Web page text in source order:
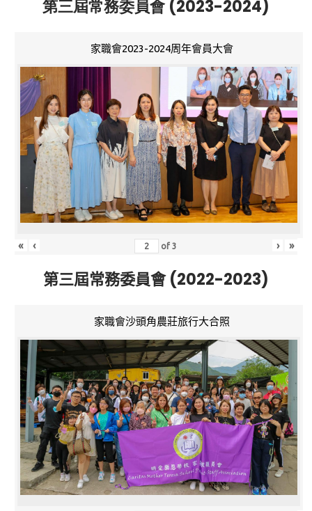
第三屆常務委員會 (2023-2024)
家職會2023-2024周年會員大會
« ‹ of3 › »
第三屆常務委員會 (2022-2023)
家職會沙頭角農莊旅行大合照